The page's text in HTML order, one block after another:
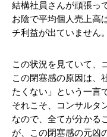
結構社員さんが頑張っ
お陰で平均個人売上高
チ利益が出ていません。
この状況を見ていて、
この閉塞感の原因は、
たくない」という一言
それこそ、コンサルタ
なので、全てが分かる
が、この閉塞感の元凶